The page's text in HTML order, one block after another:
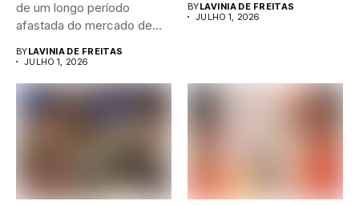
de um longo período
afastada do mercado de...
BYLAVINIA DE FREITAS
JULHO 1, 2026
BYLAVINIA DE FREITAS
JULHO 1, 2026